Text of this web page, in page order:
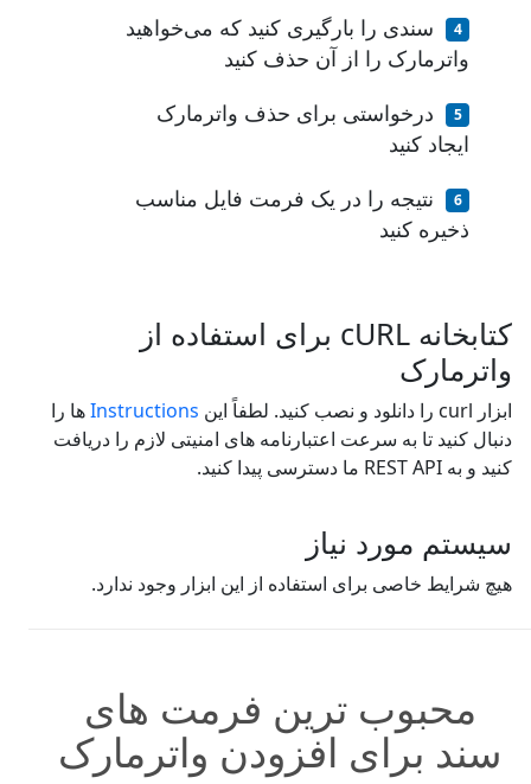
سندی را بارگیری کنید که می‌خواهید
واترمارک را از آن حذف کنید
درخواستی برای حذف واترمارک
ایجاد کنید
نتیجه را در یک فرمت فایل مناسب
ذخیره کنید
کتابخانه cURL برای استفاده از
واترمارک
ابزار curl را دانلود و نصب کنید. لطفاً این Instructionsها را
دنبال کنید تا به سرعت اعتبارنامه های امنیتی لازم را دریافت
کنید و به REST API ما دسترسی پیدا کنید.
سیستم مورد نیاز
هیچ شرایط خاصی برای استفاده از این ابزار وجود ندارد.
محبوب ترین فرمت های
سند برای افزودن واترمارک